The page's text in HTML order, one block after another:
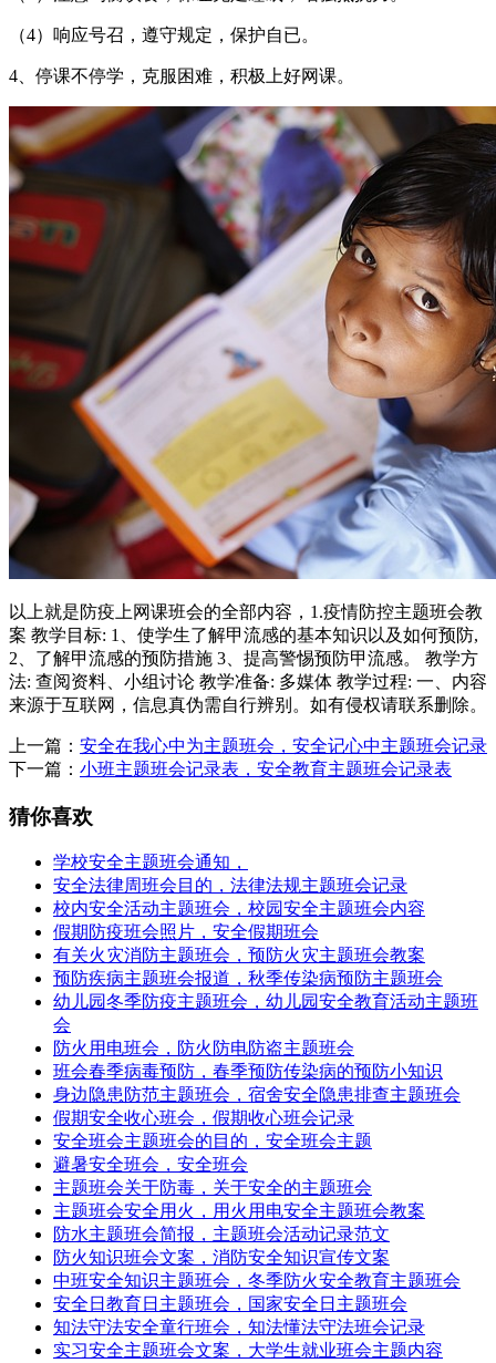
（4）响应号召，遵守规定，保护自已。
4、停课不停学，克服困难，积极上好网课。
以上就是防疫上网课班会的全部内容，1.疫情防控主题班会教
案 教学目标: 1、使学生了解甲流感的基本知识以及如何预防,
2、了解甲流感的预防措施 3、提高警惕预防甲流感。 教学方
法: 查阅资料、小组讨论 教学准备: 多媒体 教学过程: 一、内容
来源于互联网，信息真伪需自行辨别。如有侵权请联系删除。
上一篇： 安全在我心中为主题班会，安全记心中主题班会记录
下一篇： 小班主题班会记录表，安全教育主题班会记录表
猜你喜欢
学校安全主题班会通知，
安全法律周班会目的，法律法规主题班会记录
校内安全活动主题班会，校园安全主题班会内容
假期防疫班会照片，安全假期班会
有关火灾消防主题班会，预防火灾主题班会教案
预防疾病主题班会报道，秋季传染病预防主题班会
幼儿园冬季防疫主题班会，幼儿园安全教育活动主题班
会
防火用电班会，防火防电防盗主题班会
班会春季病毒预防，春季预防传染病的预防小知识
身边隐患防范主题班会，宿舍安全隐患排查主题班会
假期安全收心班会，假期收心班会记录
安全班会主题班会的目的，安全班会主题
避暑安全班会，安全班会
主题班会关于防毒，关于安全的主题班会
主题班会安全用火，用火用电安全主题班会教案
防水主题班会简报，主题班会活动记录范文
防火知识班会文案，消防安全知识宣传文案
中班安全知识主题班会，冬季防火安全教育主题班会
安全日教育日主题班会，国家安全日主题班会
知法守法安全童行班会，知法懂法守法班会记录
实习安全主题班会文案，大学生就业班会主题内容